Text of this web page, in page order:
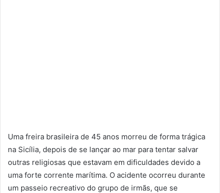
Uma freira brasileira de 45 anos morreu de forma trágica
na Sicília, depois de se lançar ao mar para tentar salvar
outras religiosas que estavam em dificuldades devido a
uma forte corrente marítima. O acidente ocorreu durante
um passeio recreativo do grupo de irmãs, que se